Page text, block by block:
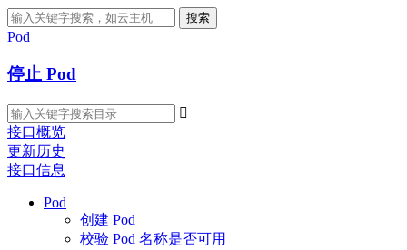
搜索
Pod
停止 Pod

接口概览
更新历史
接口信息
Pod
创建 Pod
校验 Pod 名称是否可用